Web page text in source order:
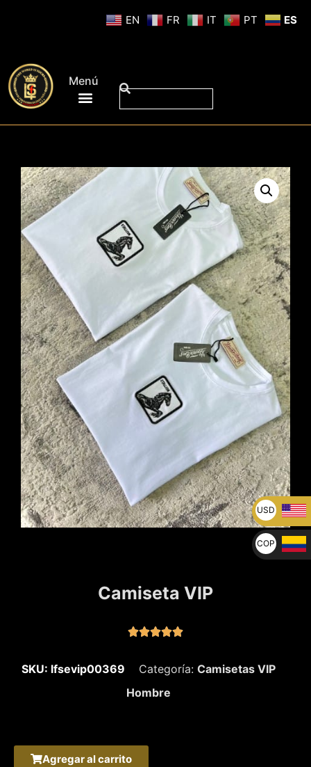
Menú
Camiseta VIP

SKU: lfsevip00369 Categoría: Camisetas VIP
Hombre
Agregar al carrito
EN FR IT PT ES
USD
U$
COP
$